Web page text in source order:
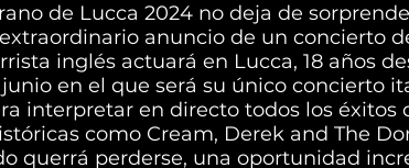
de Lucca 2024 no deja de
anuncio de un concierto
inglés actuará en Lucca, 18 años
en el que será su único concierto
interpretar en directo todos los
como Cream, Derek and The
querrá perderse, una oportunidad